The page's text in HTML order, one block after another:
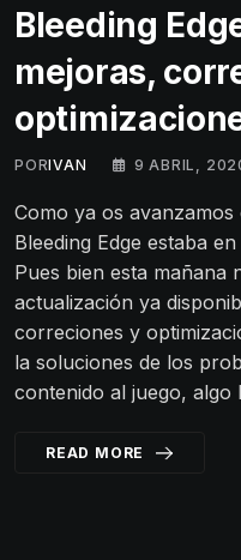
Bleeding
mejoras,
PORIVAN 9 ABRIL,
Como ya os
Bleeding Edge estaba
Pues bien esta mañana
actualización ya
correciones y
la soluciones de los
contenido al juego, algo
READ MORE